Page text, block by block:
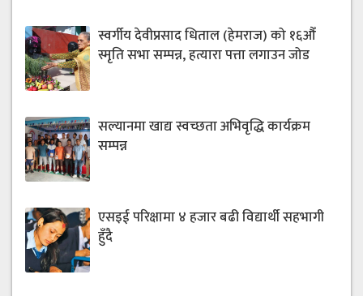
स्वर्गीय देवीप्रसाद धिताल (हेमराज) को १६औँ
स्मृति सभा सम्पन्न, हत्यारा पत्ता लगाउन जोड
सल्यानमा खाद्य स्वच्छता अभिवृद्धि कार्यक्रम
सम्पन्न
एसइई परिक्षामा ४ हजार बढी विद्यार्थी सहभागी
हुँदै